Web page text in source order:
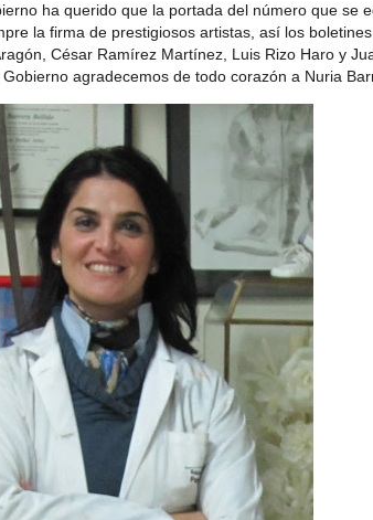
ha querido que la portada del número que se
la firma de prestigiosos artistas, así los
César Ramírez Martínez, Luis Rizo Haro y
agradecemos de todo corazón a Nuria